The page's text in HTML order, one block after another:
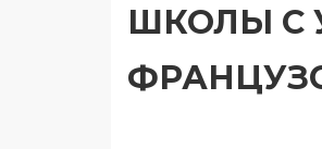
ШКОЛЫ С